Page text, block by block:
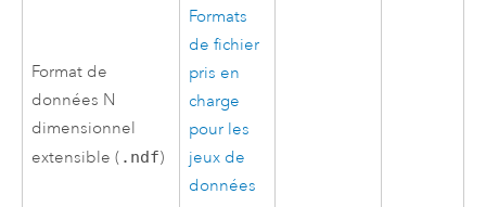
Format de
données N
dimensionnel
extensible ( .ndf)
Formats
de fichier
pris en
charge
pour les
jeux de
données